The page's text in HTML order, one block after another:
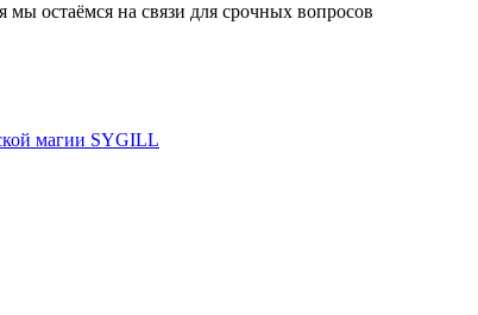
мы остаёмся на связи для срочных вопросов
магии SYGILL